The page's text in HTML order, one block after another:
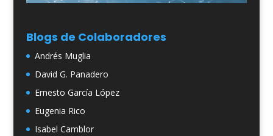
Blogs de Colaboradores
Andrés Muglia
David G. Panadero
Ernesto García López
Eugenia Rico
Isabel Camblor